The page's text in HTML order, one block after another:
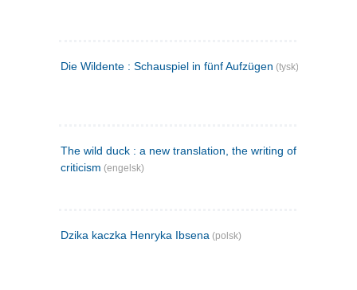
Die Wildente : Schauspiel in fünf Aufzügen (tysk)
The wild duck : a new translation, the writing of the play,
criticism (engelsk)
Dzika kaczka Henryka Ibsena (polsk)